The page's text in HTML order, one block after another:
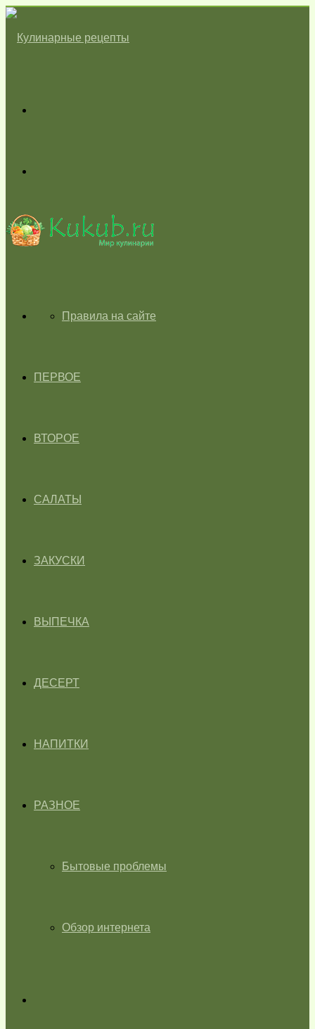
skin
ГЛАВНАЯПравила на сайте
ПЕРВОЕ
ВТОРОЕ
САЛАТЫ
ЗАКУСКИ
ВЫПЕЧКА
ДЕСЕРТ
НАПИТКИ
РАЗНОЕ
Бытовые проблемы
Обзор интернета